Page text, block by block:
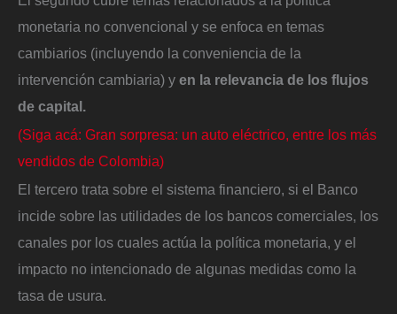
monetaria no convencional y se enfoca en temas
cambiarios (incluyendo la conveniencia de la
intervención cambiaria) y en la relevancia de los flujos
de capital.
(Siga acá: Gran sorpresa: un auto eléctrico, entre los más
vendidos de Colombia)
El tercero trata sobre el sistema financiero, si el Banco
incide sobre las utilidades de los bancos comerciales, los
canales por los cuales actúa la política monetaria, y el
impacto no intencionado de algunas medidas como la
tasa de usura.